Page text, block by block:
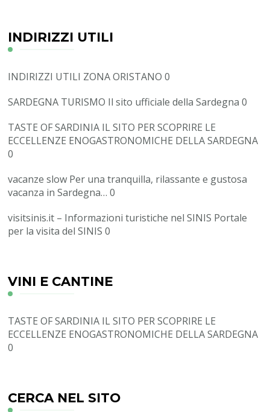
INDIRIZZI UTILI
INDIRIZZI UTILI ZONA ORISTANO 0
SARDEGNA TURISMO Il sito ufficiale della Sardegna 0
TASTE OF SARDINIA IL SITO PER SCOPRIRE LE
ECCELLENZE ENOGASTRONOMICHE DELLA SARDEGNA
0
vacanze slow Per una tranquilla, rilassante e gustosa
vacanza in Sardegna… 0
visitsinis.it – Informazioni turistiche nel SINIS Portale
per la visita del SINIS 0
VINI E CANTINE
TASTE OF SARDINIA IL SITO PER SCOPRIRE LE
ECCELLENZE ENOGASTRONOMICHE DELLA SARDEGNA
0
CERCA NEL SITO